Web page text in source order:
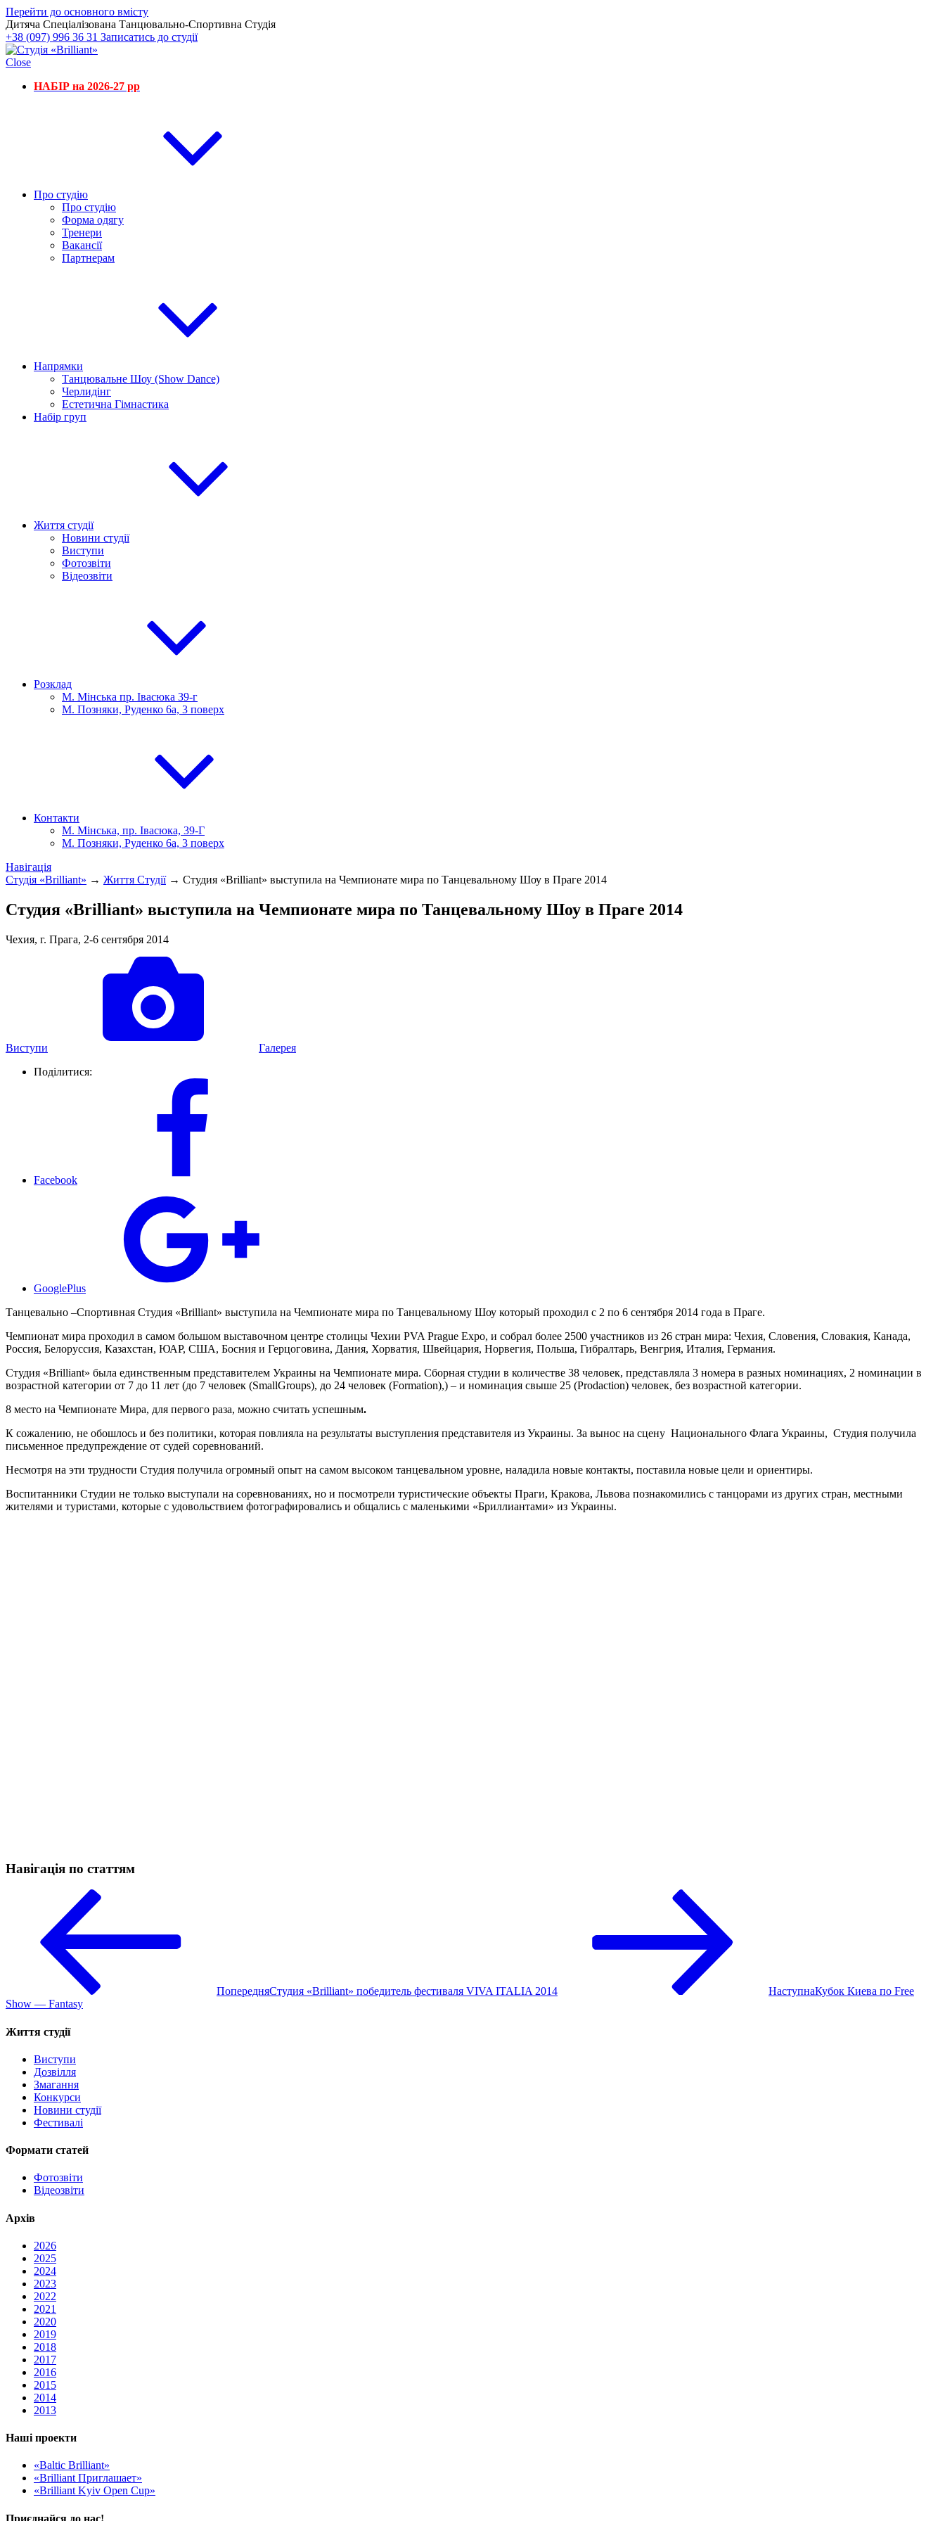
Перейти до основного вмісту
Дитяча Спеціалізована Танцювально-Спортивна Студія
+38 (097) 996 36 31 Записатись до студії
Close
НАБІР на 2026-27 рр
Про студію
Про студію
Форма одягу
Тренери
Вакансії
Партнерам
Напрямки
Танцювальне Шоу (Show Dance)
Черлидінг
Естетична Гімнастика
Набір груп
Життя студії
Новини студії
Виступи
Фотозвіти
Відеозвіти
Розклад
М. Мінська пр. Івасюка 39-г
М. Позняки, Руденко 6а, 3 поверх
Контакти
М. Мінська, пр. Івасюка, 39-Г
М. Позняки, Руденко 6а, 3 поверх
Навігація
Студія «Brilliant» → Життя Студії→ Студия «Brilliant» выступила на Чемпионате мира по Танцевальному Шоу в Праге 2014
Студия «Brilliant» выступила на Чемпионате мира по Танцевальному Шоу в Праге 2014
Чехия, г. Прага, 2-6 сентября 2014
Виступи
Галерея
Поділитися:
Facebook
GooglePlus
Танцевально –Спортивная Студия «Brilliant» выступила на Чемпионате мира по Танцевальному Шоу который проходил с 2 по 6 сентября 2014 года в Праге.
Чемпионат мира проходил в самом большом выставочном центре столицы Чехии PVA Prague Expo, и собрал более 2500 участников из 26 стран мира: Чехия, Словения, Словакия, Канада,
Россия, Белоруссия, Казахстан, ЮАР, США, Босния и Герцоговина, Дания, Хорватия, Швейцария, Норвегия, Польша, Гибралтарь, Венгрия, Италия, Германия.
Студия «Brilliant» была единственным представителем Украины на Чемпионате мира. Сборная студии в количестве 38 человек, представляла 3 номера в разных номинациях, 2 номинации в
возрастной категории от 7 до 11 лет (до 7 человек (SmallGroups), до 24 человек (Formation),) – и номинация свыше 25 (Prodaction) человек, без возрастной категории.
8 место на Чемпионате Мира, для первого раза, можно считать успешным.
К сожалению, не обошлось и без политики, которая повлияла на результаты выступления представителя из Украины. За вынос на сцену Национального Флага Украины, Студия получила
письменное предупреждение от судей соревнований.
Несмотря на эти трудности Студия получила огромный опыт на самом высоком танцевальном уровне, наладила новые контакты, поставила новые цели и ориентиры.
Воспитанники Студии не только выступали на соревнованиях, но и посмотрели туристические объекты Праги, Кракова, Львова познакомились с танцорами из других стран, местными
жителями и туристами, которые с удовольствием фотографировались и общались с маленькими «Бриллиантами» из Украины.
Навігація по статтям
ПопередняСтудия «Brilliant» победитель фестиваля VIVA ITALIA 2014 НаступнаКубок Киева по Free
Show — Fantasy
Життя студії
Виступи
Дозвілля
Змагання
Конкурси
Новини студії
Фестивалі
Формати статей
Фотозвіти
Відеозвіти
Архів
2026
2025
2024
2023
2022
2021
2020
2019
2018
2017
2016
2015
2014
2013
Наші проекти
«Baltic Brilliant»
«Brilliant Приглашает»
«Brilliant Kyiv Open Cup»
Приєднайся до нас!